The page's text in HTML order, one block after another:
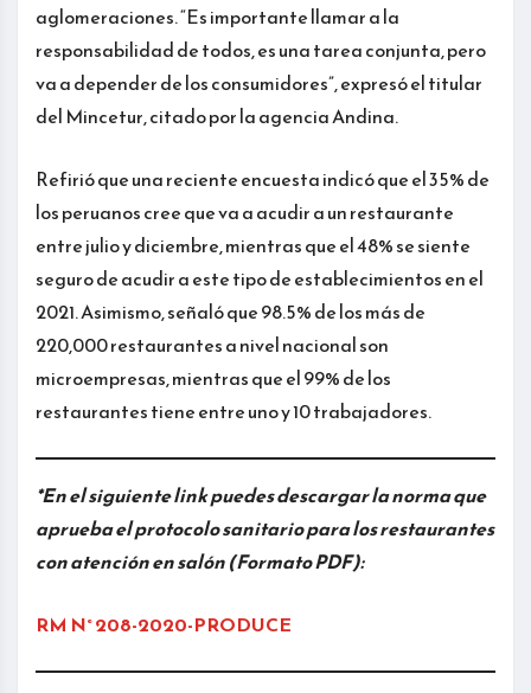
aglomeraciones. “Es importante llamar a la
responsabilidad de todos, es una tarea conjunta, pero
va a depender de los consumidores”, expresó el titular
del Mincetur, citado por la agencia Andina.
Refirió que una reciente encuesta indicó que el 35% de
los peruanos cree que va a acudir a un restaurante
entre julio y diciembre, mientras que el 48% se siente
seguro de acudir a este tipo de establecimientos en el
2021. Asimismo, señaló que 98.5% de los más de
220,000 restaurantes a nivel nacional son
microempresas, mientras que el 99% de los
restaurantes tiene entre uno y 10 trabajadores.
*En el siguiente link puedes descargar la norma que
aprueba el protocolo sanitario para los restaurantes
con atención en salón (Formato PDF):
RM N° 208-2020-PRODUCE